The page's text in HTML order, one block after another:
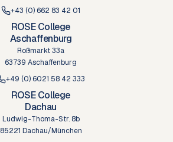
+43 (0) 662 83 42 01
ROSE College
Aschaffenburg
Roßmarkt 33a
63739 Aschaffenburg
+49 (0) 6021 58 42 333
ROSE College
Dachau
Ludwig-Thoma-Str. 8b
85221 Dachau/München